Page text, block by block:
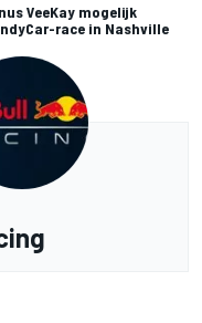
VeeKay mogelijk
race in Nashville